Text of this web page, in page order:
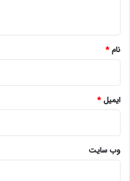
نام*
ایمیل*
وب‌ سایت